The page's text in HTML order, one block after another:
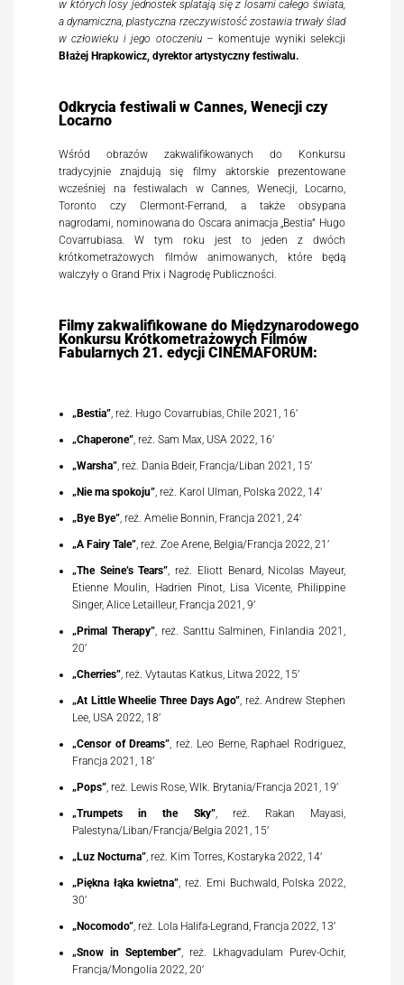
w których losy jednostek splatają się z losami całego świata,
a dynamiczna, plastyczna rzeczywistość zostawia trwały ślad
w człowieku i jego otoczeniu– komentuje wyniki selekcji
Błażej Hrapkowicz, dyrektor artystyczny festiwalu.
Odkrycia festiwali w Cannes, Wenecji czy
Locarno
Wśród obrazów zakwalifikowanych do Konkursu
tradycyjnie znajdują się filmy aktorskie prezentowane
wcześniej na festiwalach w Cannes, Wenecji, Locarno,
Toronto czy Clermont-Ferrand, a także obsypana
nagrodami, nominowana do Oscara animacja „Bestia” Hugo
Covarrubiasa. W tym roku jest to jeden z dwóch
krótkometrażowych filmów animowanych, które będą
walczyły o Grand Prix i Nagrodę Publiczności.
Filmy zakwalifikowane do Międzynarodowego
Konkursu Krótkometrażowych Filmów
Fabularnych 21. edycji CINEMAFORUM:
„Bestia”, reż. Hugo Covarrubias, Chile 2021, 16’
„Chaperone”, reż. Sam Max, USA 2022, 16’
„Warsha”, reż. Dania Bdeir, Francja/Liban 2021, 15’
„Nie ma spokoju”, reż. Karol Ulman, Polska 2022, 14’
„Bye Bye”, reż. Amelie Bonnin, Francja 2021, 24’
„A Fairy Tale”, reż. Zoe Arene, Belgia/Francja 2022, 21’
„The Seine’s Tears”, reż. Eliott Benard, Nicolas Mayeur,
Etienne Moulin, Hadrien Pinot, Lisa Vicente, Philippine
Singer, Alice Letailleur, Francja 2021, 9’
„Primal Therapy”, reż. Santtu Salminen, Finlandia 2021,
20’
„Cherries”, reż. Vytautas Katkus, Litwa 2022, 15’
„At Little Wheelie Three Days Ago”, reż. Andrew Stephen
Lee, USA 2022, 18’
„Censor of Dreams”, reż. Leo Berne, Raphael Rodriguez,
Francja 2021, 18’
„Pops”, reż. Lewis Rose, Wlk. Brytania/Francja 2021, 19’
„Trumpets in the Sky”, reż. Rakan Mayasi,
Palestyna/Liban/Francja/Belgia 2021, 15’
„Luz Nocturna”, reż. Kim Torres, Kostaryka 2022, 14’
„Piękna łąka kwietna”, reż. Emi Buchwald, Polska 2022,
30’
„Nocomodo”, reż. Lola Halifa-Legrand, Francja 2022, 13’
„Snow in September”, reż. Lkhagvadulam Purev-Ochir,
Francja/Mongolia 2022, 20’